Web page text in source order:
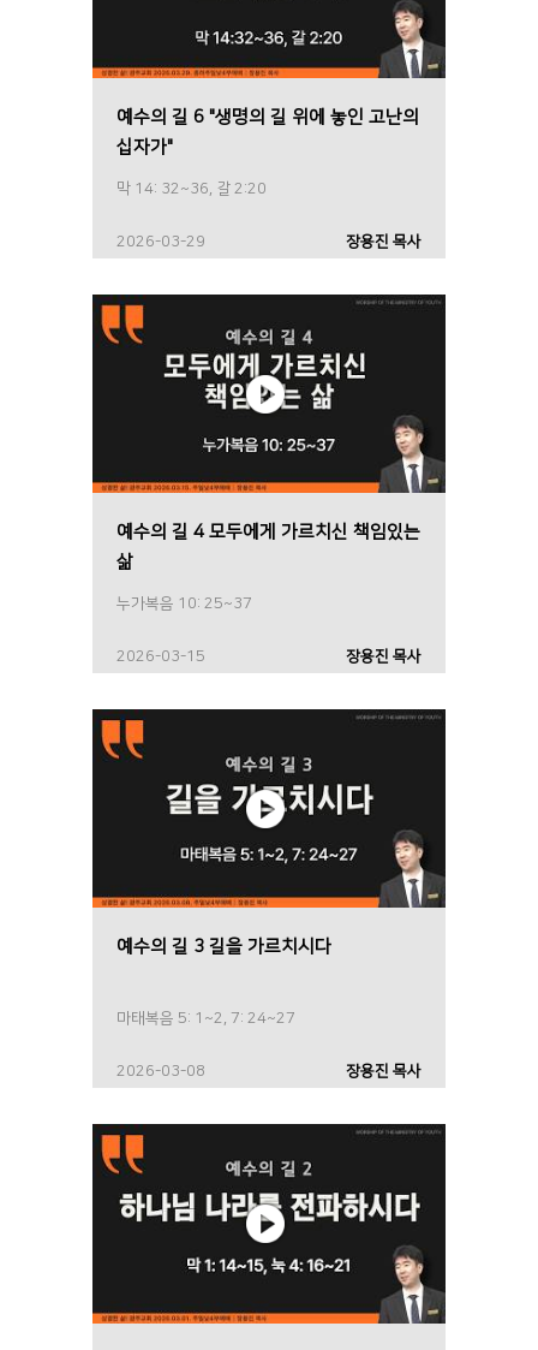
예수의 길 6 "생명의 길 위에 놓인 고난의
십자가"
막 14: 32~36, 갈 2:20
2026-03-29 장용진 목사
예수의 길 4 모두에게 가르치신 책임있는
삶
누가복음 10: 25~37
2026-03-15 장용진 목사
예수의 길 3 길을 가르치시다
마태복음 5: 1~2, 7: 24~27
2026-03-08 장용진 목사